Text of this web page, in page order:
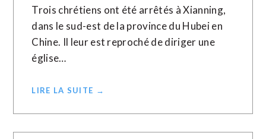
Trois chrétiens ont été arrêtés à Xianning,
dans le sud-est de la province du Hubei en
Chine. Il leur est reproché de diriger une
église…
LIRE LA SUITE →